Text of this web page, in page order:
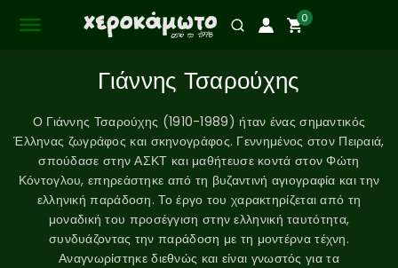
0
Γιάννης Τσαρούχης
Ο Γιάννης Τσαρούχης (1910-1989) ήταν ένας σημαντικός
Έλληνας ζωγράφος και σκηνογράφος. Γεννημένος στον Πειραιά,
σπούδασε στην ΑΣΚΤ και μαθήτευσε κοντά στον Φώτη
Κόντογλου, επηρεάστηκε από τη βυζαντινή αγιογραφία και την
ελληνική παράδοση. Το έργο του χαρακτηρίζεται από τη
μοναδική του προσέγγιση στην ελληνική ταυτότητα,
συνδυάζοντας την παράδοση με τη μοντέρνα τέχνη.
Αναγνωρίστηκε διεθνώς και είναι γνωστός για τα